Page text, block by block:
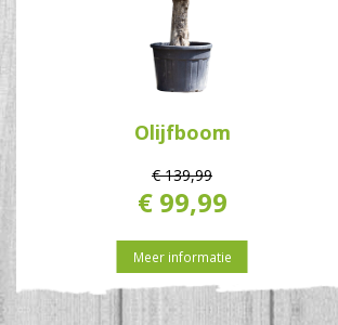
Olijfboom
€ 139,99
€ 99,99
Meer informatie